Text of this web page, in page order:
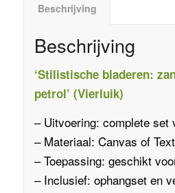
Beschrijving
Beschrijving
‘Stilistische bladeren:
petrol’ (Vierluik)
– Uitvoering: complete set
– Materiaal: Canvas of
– Toepassing: geschikt
– Inclusief: ophangset en